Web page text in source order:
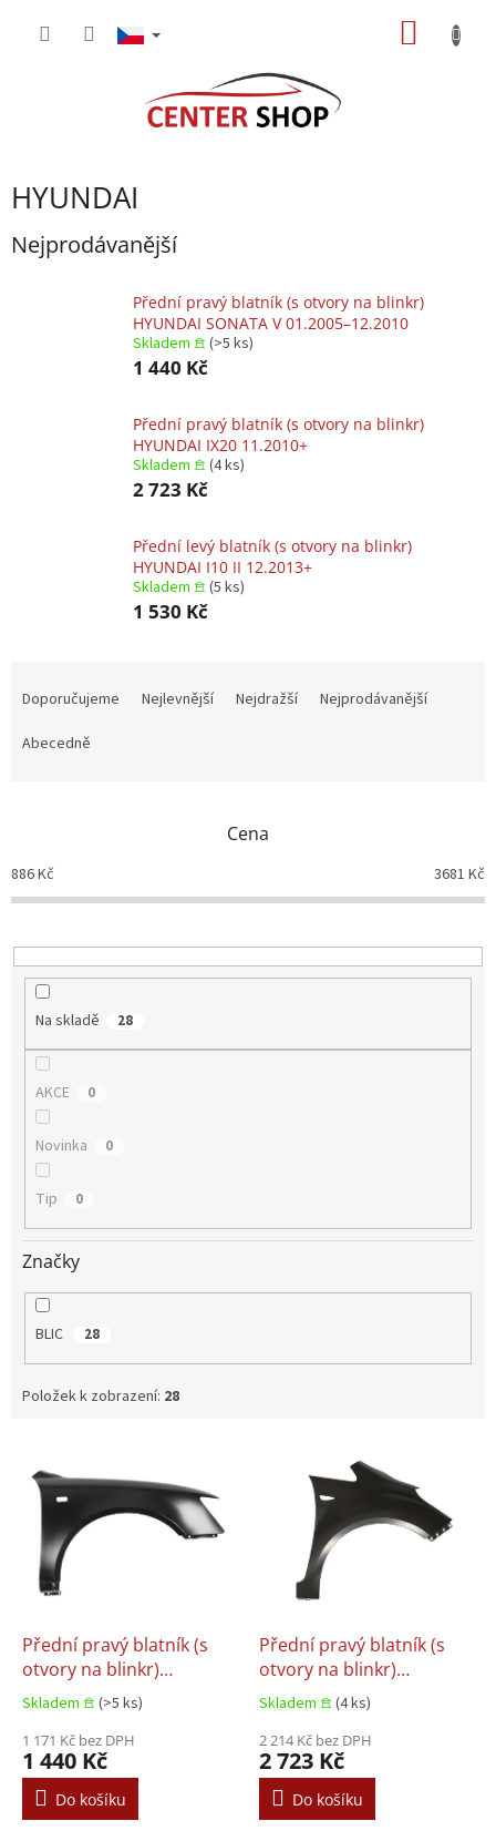
HYUNDAI
Nejprodávanější
Přední pravý blatník (s otvory na blinkr)
HYUNDAI SONATA V 01.2005–12.2010
Skladem 𖠿 (>5 ks)
1 440 Kč
Přední pravý blatník (s otvory na blinkr)
HYUNDAI IX20 11.2010+
Skladem 𖠿 (4 ks)
2 723 Kč
Přední levý blatník (s otvory na blinkr)
HYUNDAI I10 II 12.2013+
Skladem 𖠿 (5 ks)
1 530 Kč
o
d
k
t
Doporučujeme Nejlevnější Nejdražší
Nejprodávanější
Abecedně
Cena
886Kč 3681 Kč
Na skladě 28
AKCE 0
Novinka 0
Tip 0
Značky
BLIC 28
Položek k zobrazení: 28
Přední pravý blatník (s
otvory na blinkr)
HYUNDAI SONATA V
01.2005–12.2010
Skladem 𖠿 (>5 ks)
1 171 Kč bez DPH
1 440 Kč
Do košíku
Přední pravý blatník (s
otvory na blinkr)
HYUNDAI IX20 11.2010+
Skladem 𖠿 (4 ks)
2 214 Kč bez DPH
2 723 Kč
Do košíku